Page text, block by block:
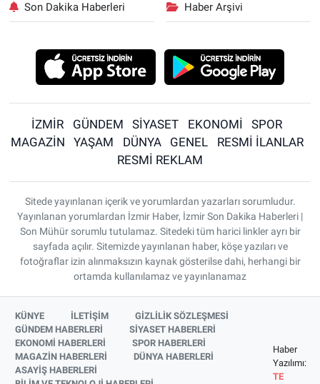
Son Dakika Haberleri Haber Arşivi
İZMİR GÜNDEM SİYASET EKONOMİ
SPOR
MAGAZİN
YAŞAM DÜNYA GENEL
RESMİ İLANLAR
RESMİ REKLAM
Sitede yayınlanan içerik ve yorumlardan yazarları sorumludur.
Yayınlanan yorumlardan İzmir Haber, İzmir Son Dakika Haberleri |
Son Mühür sorumlu tutulamaz. Sitedeki tüm harici linkler ayrı bir
sayfada açılır. Sitemizde yayınlanan haber, köşe yazıları ve
fotoğraflar izin alınmaksızın kaynak gösterilse dahi, herhangi bir
ortamda kullanılamaz ve yayınlanamaz
KÜNYE İLETİŞİM
GİZLİLİK SÖZLEŞMESİ
GÜNDEM HABERLERİ
SİYASET HABERLERİ
EKONOMİ HABERLERİ
SPOR HABERLERİ
MAGAZİN HABERLERİ
DÜNYA HABERLERİ
ASAYİŞ HABERLERİ
Haber
Yazılımı:
TE